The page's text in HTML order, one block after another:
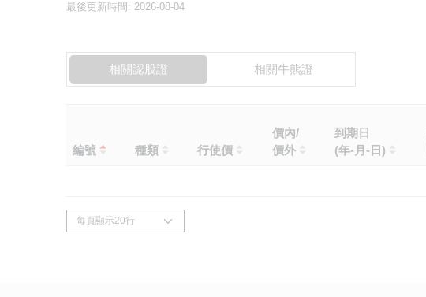
最後更新時間: 2026-08-04
相關認股證 相關牛熊證
編號 種類 行使價
價內/
價外
到期日
(年-月-日)